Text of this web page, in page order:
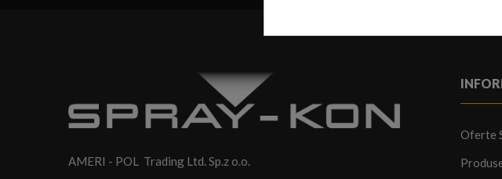
AMERI - POL Trading Ltd. Sp.z o.o.
Oferte